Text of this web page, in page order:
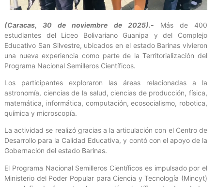
(Caracas, 30 de noviembre de 2025).- Más de 400
estudiantes del Liceo Bolivariano Guanipa y del Complejo
Educativo San Silvestre, ubicados en el estado Barinas vivieron
una nueva experiencia como parte de la Territorialización del
Programa Nacional Semilleros Científicos.
Los participantes exploraron las áreas relacionadas a la
astronomía, ciencias de la salud, ciencias de producción, física,
matemática, informática, computación, ecosocialismo, robotica,
química y microscopía.
La actividad se realizó gracias a la articulación con el Centro de
Desarrollo para la Calidad Educativa, y contó con el apoyo de la
Gobernación del estado Barinas.
El Programa Nacional Semilleros Científicos es impulsado por el
Ministerio del Poder Popular para Ciencia y Tecnología (Mincyt)